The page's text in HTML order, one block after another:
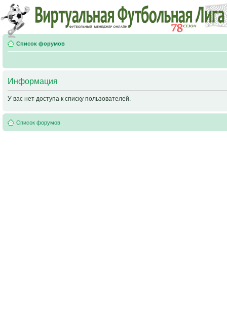
Список форумов
Информация
У вас нет доступа к списку пользователей.
Список форумов